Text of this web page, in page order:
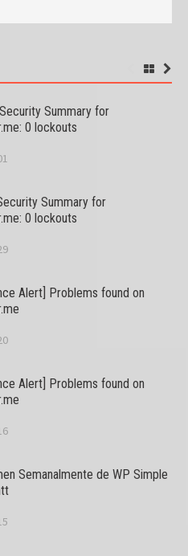
Summary for
0 lockouts
Summary for
0 lockouts
Alert] Problems found on
Alert] Problems found on
Semanalmente de WP Simple